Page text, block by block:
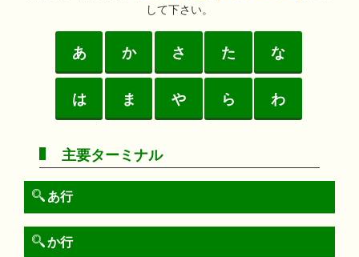
して下さい。
あ か さ た な
は ま や ら わ
主要ターミナル
あ行
か行